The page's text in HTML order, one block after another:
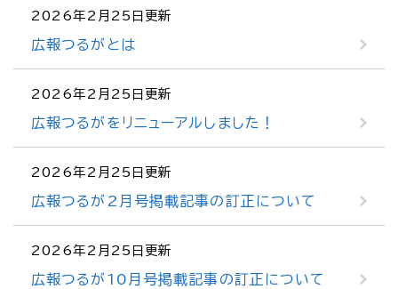
2026年2月25日更新
広報つるがとは
2026年2月25日更新
広報つるがをリニューアルしました！
2026年2月25日更新
広報つるが2月号掲載記事の訂正について
2026年2月25日更新
広報つるが10月号掲載記事の訂正について